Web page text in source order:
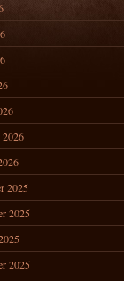
2026
2025
2025
2025